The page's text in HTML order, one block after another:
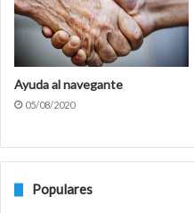
Ayuda al navegante
05/08/2020
Populares